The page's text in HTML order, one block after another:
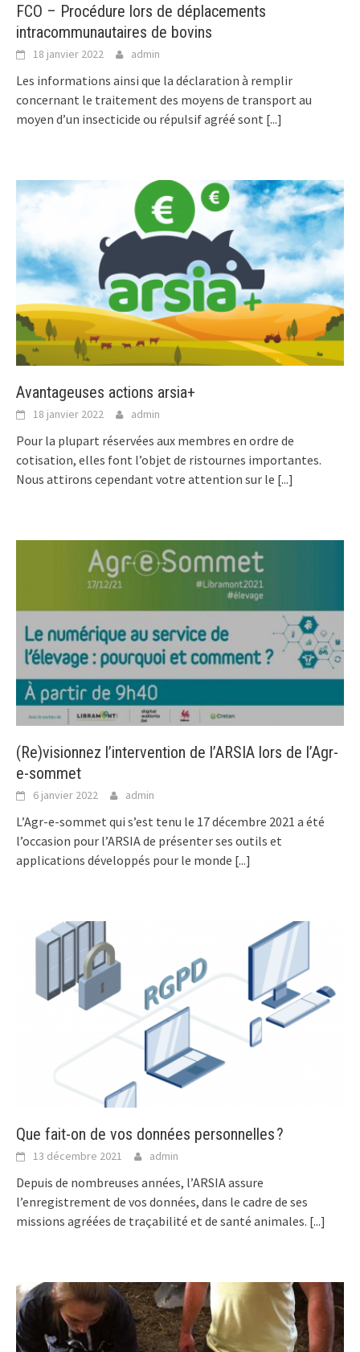
FCO – Procédure lors de déplacements
intracommunautaires de bovins
18 janvier 2022 admin
Les informations ainsi que la déclaration à remplir
concernant le traitement des moyens de transport au
moyen d’un insecticide ou répulsif agréé sont [...]
Avantageuses actions arsia+
18 janvier 2022 admin
Pour la plupart réservées aux membres en ordre de
cotisation, elles font l’objet de ristournes importantes.
Nous attirons cependant votre attention sur le [...]
(Re)visionnez l’intervention de l’ARSIA lors de l’Agr-
e-sommet
6 janvier 2022 admin
L’Agr-e-sommet qui s’est tenu le 17 décembre 2021 a été
l’occasion pour l’ARSIA de présenter ses outils et
applications développés pour le monde [...]
Que fait-on de vos données personnelles ?
13 décembre 2021 admin
Depuis de nombreuses années, l’ARSIA assure
l’enregistrement de vos données, dans le cadre de ses
missions agréées de traçabilité et de santé animales. [...]